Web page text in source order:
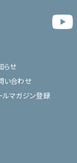
らせ
い合わせ
ルマガジン登録